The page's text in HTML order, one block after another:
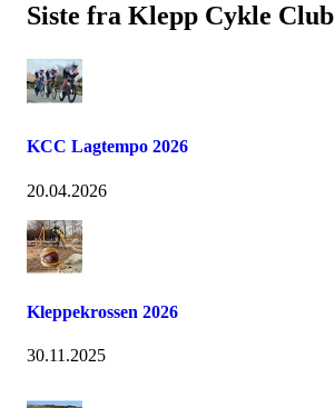
Siste fra Klepp Cykle Club
KCC Lagtempo 2026
20.04.2026
Kleppekrossen 2026
30.11.2025